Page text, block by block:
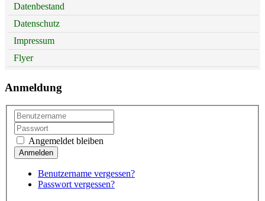
Datenbestand
Datenschutz
Impressum
Flyer
Anmeldung
Angemeldet bleiben
Benutzername vergessen?
Passwort vergessen?